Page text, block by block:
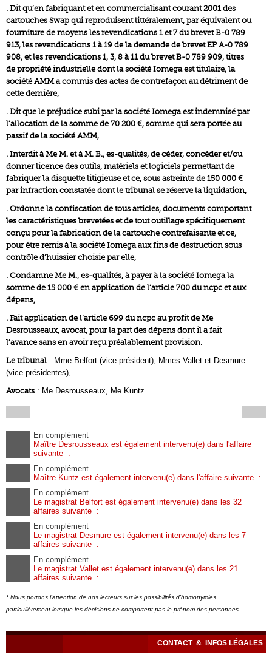
. Dit qu’en fabriquant et en commercialisant courant 2001 des
cartouches Swap qui reproduisent littéralement, par équivalent ou
fourniture de moyens les revendications 1 et 7 du brevet B-0 789
913, les revendications 1 à 19 de la demande de brevet EP A-0 789
908, et les revendications 1, 3, 8 à 11 du brevet B-0 789 909, titres
de propriété industrielle dont la société Iomega est titulaire, la
société AMM a commis des actes de contrefaçon au détriment de
cette dernière,
. Dit que le préjudice subi par la société Iomega est indemnisé par
l’allocation de la somme de 70 200 €, somme qui sera portée au
passif de la société AMM,
. Interdit à Me M. et à M. B., es-qualités, de céder, concéder et/ou
donner licence des outils, matériels et logiciels permettant de
fabriquer la disquette litigieuse et ce, sous astreinte de 150 000 €
par infraction constatée dont le tribunal se réserve la liquidation,
. Ordonne la confiscation de tous articles, documents comportant
les caractéristiques brevetées et de tout outillage spécifiquement
conçu pour la fabrication de la cartouche contrefaisante et ce,
pour être remis à la société Iomega aux fins de destruction sous
contrôle d’huissier choisie par elle,
. Condamne Me M., es-qualités, à payer à la société Iomega la
somme de 15 000 € en application de l’article 700 du ncpc et aux
dépens,
. Fait application de l’article 699 du ncpc au profit de Me
Desrousseaux, avocat, pour la part des dépens dont il a fait
l’avance sans en avoir reçu préalablement provision.
Le tribunal : Mme Belfort (vice président), Mmes Vallet et Desmure
(vice présidentes),
Avocats : Me Desrousseaux, Me Kuntz.
En complément
Maître Desrousseaux est également intervenu(e) dans l'affaire
suivante :
En complément
Maître Kuntz est également intervenu(e) dans l'affaire suivante :
En complément
Le magistrat Belfort est également intervenu(e) dans les 32
affaires suivante :
En complément
Le magistrat Desmure est également intervenu(e) dans les 7
affaires suivante :
En complément
Le magistrat Vallet est également intervenu(e) dans les 21
affaires suivante :
* Nous portons l'attention de nos lecteurs sur les possibilités d'homonymies
particuliérement lorsque les décisions ne comportent pas le prénom des personnes.
CONTACT & INFOS LÉGALES